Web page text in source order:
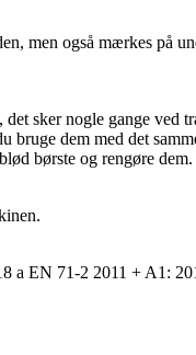
men også mærkes på
sker nogle gange ved
bruge dem med det
børste og rengøre
a EN 71-2 2011 + A1: